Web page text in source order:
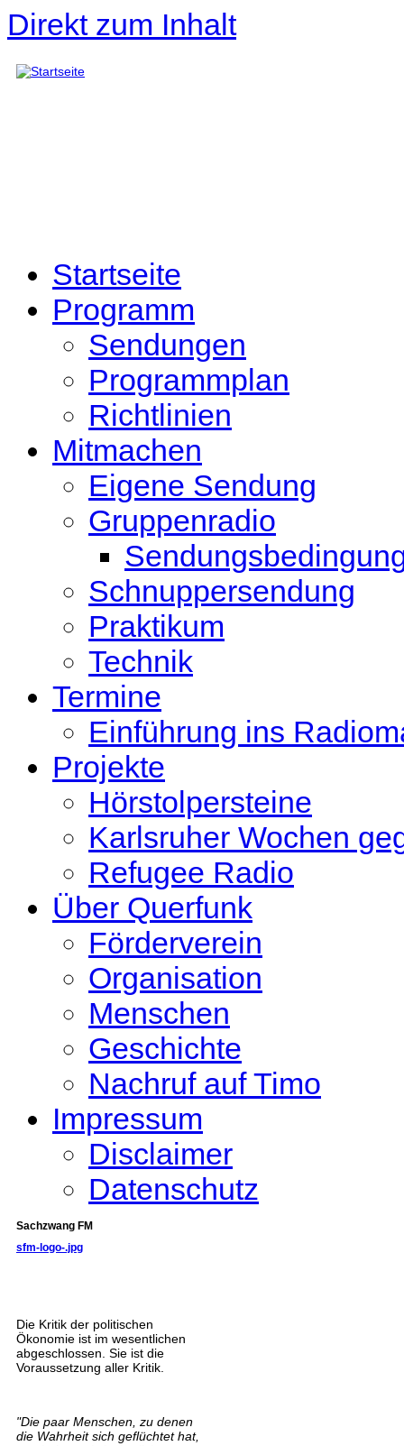
Direkt zum Inhalt
Startseite
Programm
Sendungen
Programmplan
Richtlinien
Mitmachen
Eigene Sendung
Gruppenradio
Schnuppersendung
Praktikum
Technik
Termine
Einführung ins
Projekte
Hörstolpersteine
Karlsruher Wochen
Refugee Radio
Über Querfunk
Förderverein
Organisation
Menschen
Geschichte
Nachruf auf Timo
Impressum
Disclaimer
Datenschutz
Sachzwang FM
sfm-logo-.jpg
Die Kritik der politischen
Ökonomie ist im wesentlichen
abgeschlossen. Sie ist die
Voraussetzung aller Kritik.
"Die paar Menschen, zu denen
die Wahrheit sich geflüchtet hat,